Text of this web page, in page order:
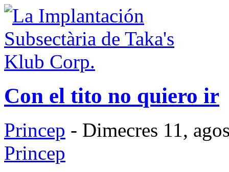
Con el tito no quiero ir
Princep - Dimecres 11,
Princep